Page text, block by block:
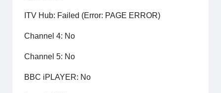
ITV Hub: Failed (Error: PAGE ERROR)
Channel 4: No
Channel 5: No
BBC iPLAYER: No